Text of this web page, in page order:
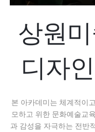
상원
디자
본 아카데미는 체계적이
모하고 위한 문화예술교
과 감성을 자극하는 전반